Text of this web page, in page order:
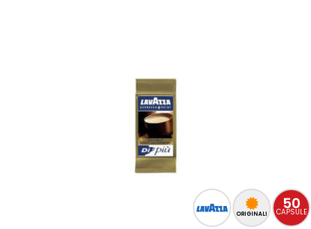
50
CAPSULE
ORIGINALI